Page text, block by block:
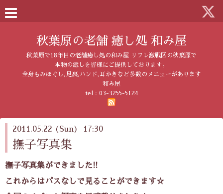
秋葉原の老舗 癒し処 和み屋
秋葉原で18年目の老舗癒し処の和み屋 リフレ激戦区の秋葉原で
本物の癒しを皆様にご提供しております。
全身もみほぐし,足裏,ハンド,耳かきなど多数のメニューがあります
和み屋
tel : 03-3255-5124
2011.05.22 (Sun) 17:30
撫子写真集
撫子写真集ができました!!
これからはパスなしで見ることができます☆